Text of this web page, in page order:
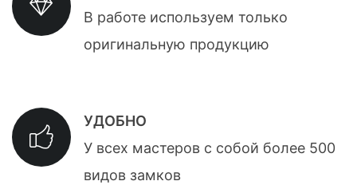
В работе используем только
оригинальную продукцию
УДОБНО
У всех мастеров с собой более 500
видов замков